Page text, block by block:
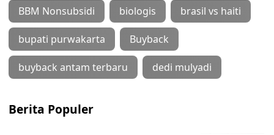
BBM Nonsubsidi biologis brasil vs haiti
bupati purwakarta Buyback
buyback antam terbaru dedi mulyadi
Berita Populer